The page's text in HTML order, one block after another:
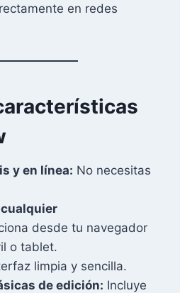
en redes
y en línea: No necesitas
desde tu navegador
o tablet.
limpia y sencilla.
de edición: Incluye